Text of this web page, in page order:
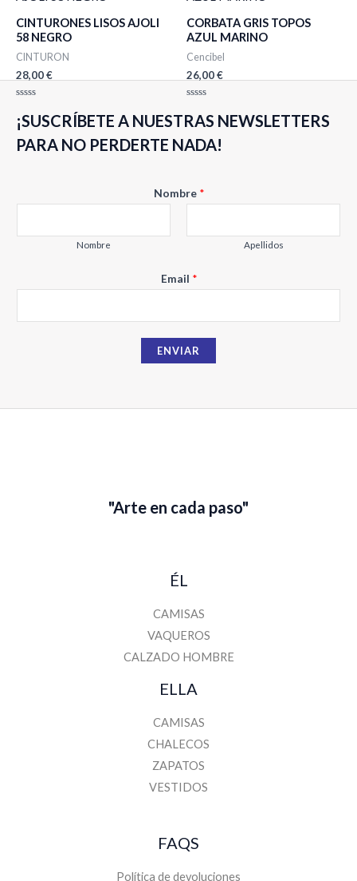
CINTURONES LISOS AJOLI
58 NEGRO
CINTURON
28,00€
con
0
5
CORBATA GRIS TOPOS
AZUL MARINO
Cencibel
26,00€
con
0
5
¡SUSCRÍBETE A NUESTRAS NEWSLETTERS
PARA NO PERDERTE NADA!
Nombre *
Nombre Apellidos
o
r
m
Email *
ENVIAR
"Arte en cada paso"
ÉL
CAMISAS
VAQUEROS
CALZADO HOMBRE
ELLA
CAMISAS
CHALECOS
ZAPATOS
VESTIDOS
FAQS
Política de devoluciones